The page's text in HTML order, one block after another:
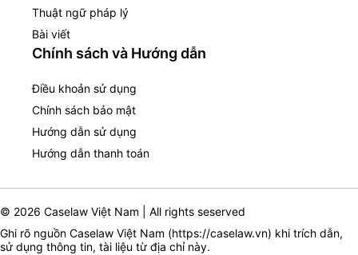
Thuật ngữ pháp lý
Bài viết
Chính sách và Hướng dẫn
Điều khoản sử dụng
Chính sách bảo mật
Hướng dẫn sử dụng
Hướng dẫn thanh toán
© 2026 Caselaw Việt Nam | All rights seserved
Ghi rõ nguồn Caselaw Việt Nam (https://caselaw.vn) khi trích dẫn,
sử dụng thông tin, tài liệu từ địa chỉ này.